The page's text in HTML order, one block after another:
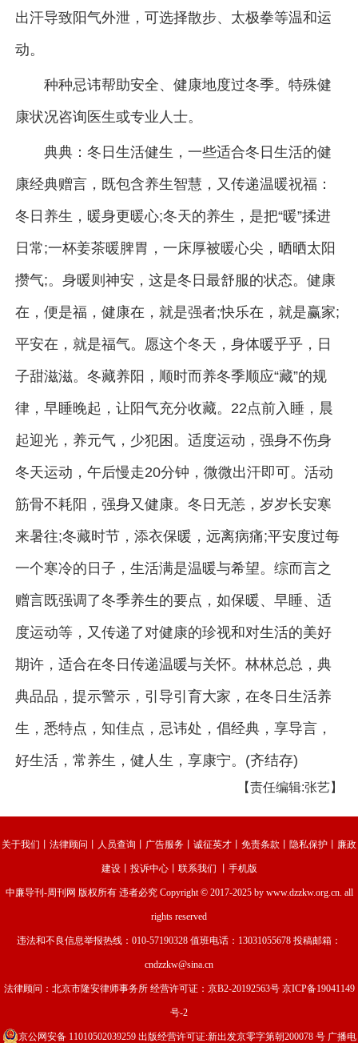
出汗导致阳气外泄，可选择散步、太极拳等温和运
动。
种种忌讳帮助安全、健康地度过冬季。特殊健
康状况咨询医生或专业人士。
典典：冬日生活健生，一些适合冬日生活的健
康经典赠言，既包含养生智慧，又传递温暖祝福：
冬日养生，暖身更暖心;冬天的养生，是把“暖”揉进
日常;一杯姜茶暖脾胃，一床厚被暖心尖，晒晒太阳
攒气;。身暖则神安，这是冬日最舒服的状态。健康
在，便是福，健康在，就是强者;快乐在，就是赢家;
平安在，就是福气。愿这个冬天，身体暖乎乎，日
子甜滋滋。冬藏养阳，顺时而养冬季顺应“藏”的规
律，早睡晚起，让阳气充分收藏。22点前入睡，晨
起迎光，养元气，少犯困。适度运动，强身不伤身
冬天运动，午后慢走20分钟，微微出汗即可。活动
筋骨不耗阳，强身又健康。冬日无恙，岁岁长安寒
来暑往;冬藏时节，添衣保暖，远离病痛;平安度过每
一个寒冷的日子，生活满是温暖与希望。综而言之
赠言既强调了冬季养生的要点，如保暖、早睡、适
度运动等，又传递了对健康的珍视和对生活的美好
期许，适合在冬日传递温暖与关怀。林林总总，典
典品品，提示警示，引导引育大家，在冬日生活养
生，悉特点，知佳点，忌讳处，倡经典，享导言，
好生活，常养生，健人生，享康宁。(齐结存)
【责任编辑:张艺】
关于我们 法律顾问 人员查询 广告服务 诚征英才 免责条款 隐私保护 廉政
建设丨 投诉中心丨 联系我们 手机版
中廉导刊-周刊网 版权所有 违者必究 Copyright © 2017-2025 by www.dzzkw.org.cn. all
rights reserved
违法和不良信息举报热线：010-57190328 值班电话：13031055678 投稿邮箱：
cndzzkw@sina.cn
法律顾问：北京市隆安律师事务所 经营许可证： 京B2-20192563号 京ICP备19041149
号-2
京公网安备 11010502039259出版经营许可证:新出发京零字第朝200078 号 广播电